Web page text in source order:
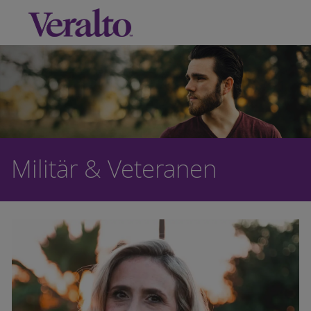
Skip to main content
-
Militär & Veteranen